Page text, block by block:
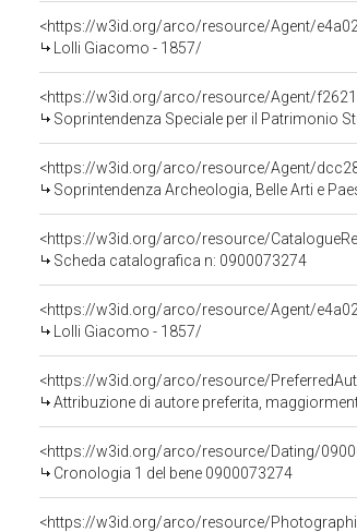
<https://w3id.org/arco/resource/Agent/
Lolli Giacomo - 1857/
<https://w3id.org/arco/resource/Agent/
Soprintendenza Speciale per il Patrimonio
<https://w3id.org/arco/resource/Agent/
Soprintendenza Archeologia, Belle Arti e
<https://w3id.org/arco/resource/
Scheda catalografica n: 0900073274
<https://w3id.org/arco/resource/Agent/
Lolli Giacomo - 1857/
<https://w3id.org/arco/resource/
Attribuzione di autore preferita,
<https://w3id.org/arco/resource/Dating/
Cronologia 1 del bene 0900073274
<https://w3id.org/arco/resource/